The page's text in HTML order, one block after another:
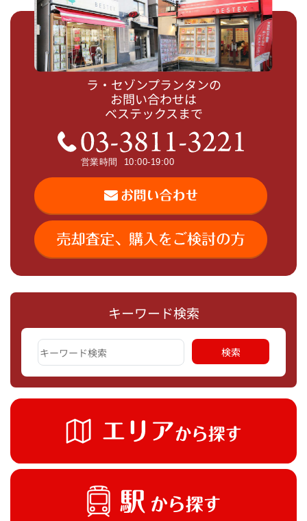
キーワード検索
ラ・セゾンプランタンの
お問い合わせは
ベステックスまで